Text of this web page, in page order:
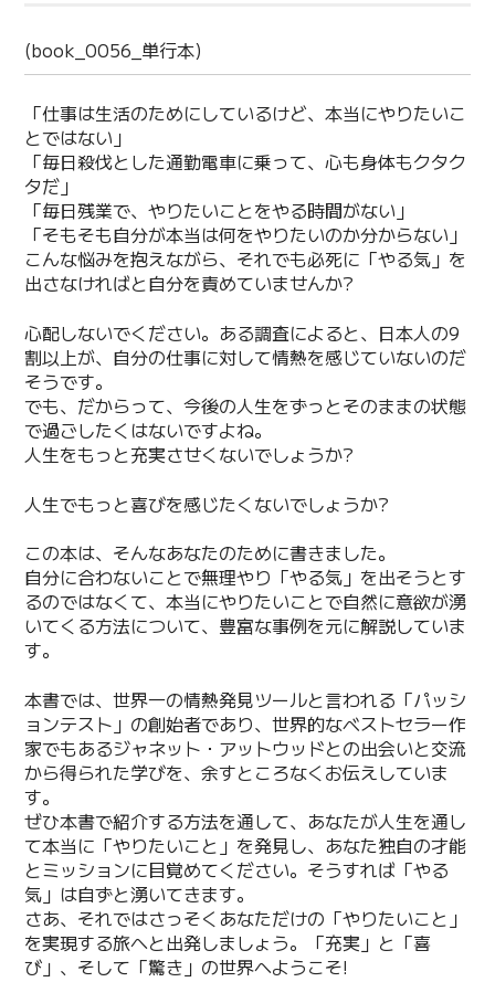
(book_0056_単行本)
「仕事は生活のためにしているけど、本当にやりたいこ
とではない」
「毎日殺伐とした通勤電車に乗って、心も身体もクタク
タだ」
「毎日残業で、やりたいことをやる時間がない」
「そもそも自分が本当は何をやりたいのか分からない」
こんな悩みを抱えながら、それでも必死に「やる気」を
出さなければと自分を責めていませんか?
心配しないでください。ある調査によると、日本人の9
割以上が、自分の仕事に対して情熱を感じていないのだ
そうです。
でも、だからって、今後の人生をずっとそのままの状態
で過ごしたくはないですよね。
人生をもっと充実させくないでしょうか?
人生でもっと喜びを感じたくないでしょうか?
この本は、そんなあなたのために書きました。
自分に合わないことで無理やり「やる気」を出そうとす
るのではなくて、本当にやりたいことで自然に意欲が湧
いてくる方法について、豊富な事例を元に解説していま
す。
本書では、世界一の情熱発見ツールと言われる「パッシ
ョンテスト」の創始者であり、世界的なベストセラー作
家でもあるジャネット・アットウッドとの出会いと交流
から得られた学びを、余すところなくお伝えしていま
す。
ぜひ本書で紹介する方法を通して、あなたが人生を通し
て本当に「やりたいこと」を発見し、あなた独自の才能
とミッションに目覚めてください。そうすれば「やる
気」は自ずと湧いてきます。
さあ、それではさっそくあなただけの「やりたいこと」
を実現する旅へと出発しましょう。「充実」と「喜
び」、そして「驚き」の世界へようこそ!